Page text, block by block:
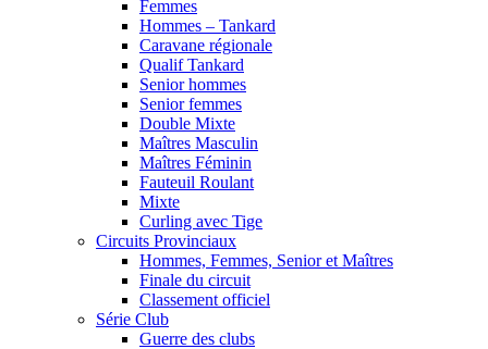
Femmes
Hommes – Tankard
Caravane régionale
Qualif Tankard
Senior hommes
Senior femmes
Double Mixte
Maîtres Masculin
Maîtres Féminin
Fauteuil Roulant
Mixte
Curling avec Tige
Circuits Provinciaux
Hommes, Femmes, Senior et Maîtres
Finale du circuit
Classement officiel
Série Club
Guerre des clubs